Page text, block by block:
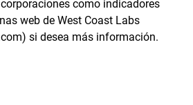
como indicadores
web de West Coast Labs
si desea más información.